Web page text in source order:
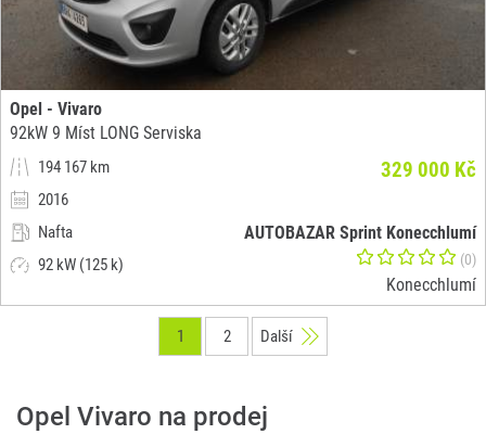
Opel - Vivaro
92kW 9 Míst LONG Serviska
194 167 km
2016
Nafta
92 kW (125 k)
329 000 Kč
AUTOBAZAR Sprint Konecchlumí
(0)
Konecchlumí
1 2 Další
Opel Vivaro na prodej